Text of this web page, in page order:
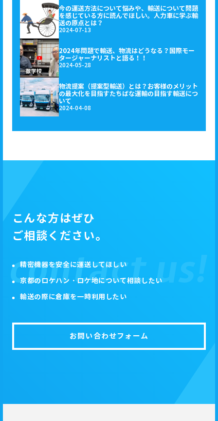
今の運送方法について悩みや、輸送について問題
を感じている方に読んでほしい。人力車に学ぶ輸
送の原点とは？
2024-07-13
2024年問題で輸送、物流はどうなる？国際モー
タージャーナリストと語る！！
2024-05-28
物流提案（提案型輸送）とは？お客様のメリット
の最大化を目指すたちばな運輸の目指す輸送につ
いて
2024-04-08
こんな方はぜひ
ご相談ください。
精密機器を安全に運送してほしい
京都のロケハン・ロケ地について相談したい
輸送の際に倉庫を一時利用したい
お問い合わせフォーム